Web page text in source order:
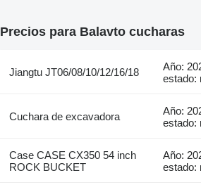
Precios para Balavto cucharas
Jiangtu JT06/08/10/12/16/18
Año:
estado:
Cuchara de excavadora
Año:
estado:
Case CASE CX350 54 inch
ROCK BUCKET
Año:
estado: